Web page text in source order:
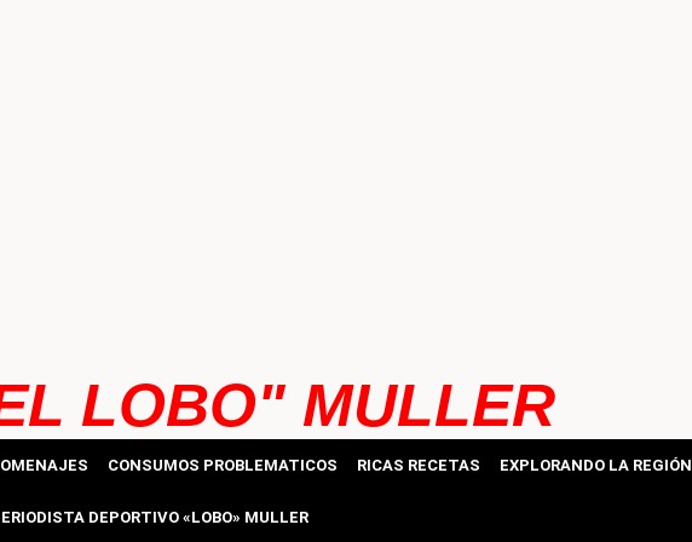
LOBO" MULLER
CONSUMOS PROBLEMATICOS RICAS RECETAS EXPLORANDO LA REGIÓN
DEPORTIVO «LOBO» MULLER